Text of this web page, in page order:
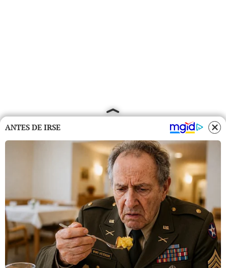
ANTES DE IRSE